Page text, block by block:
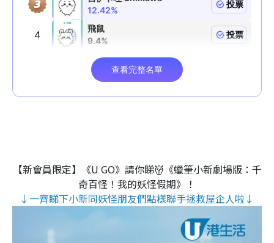
【新會員限定】《U GO》請你睇👹《蠟筆小新劇場版：千
奇百怪！我的妖怪假期》！
↓一齊睇下小新同妖怪朋友們點樣聯手拯救屋企人啦↓